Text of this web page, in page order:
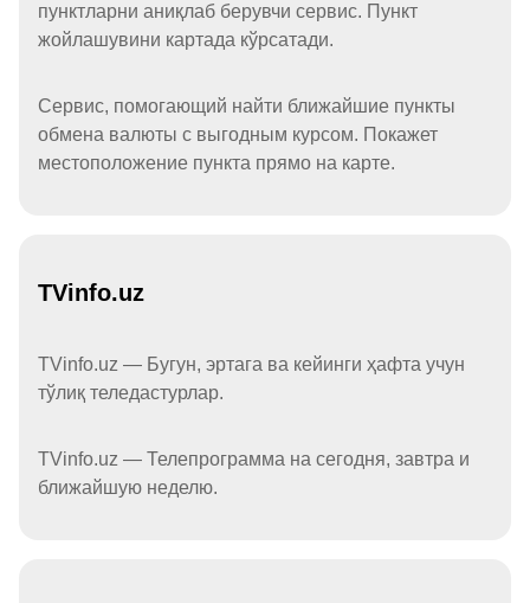
пунктларни аниқлаб берувчи сервис. Пункт
жойлашувини картада кўрсатади.
Сервис, помогающий найти ближайшие пункты
обмена валюты с выгодным курсом. Покажет
местоположение пункта прямо на карте.
TVinfo.uz
TVinfo.uz — Бугун, эртага ва кейинги ҳафта учун
тўлиқ теледастурлар.
TVinfo.uz — Телепрограмма на сегодня, завтра и
ближайшую неделю.